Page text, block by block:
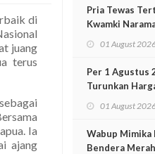
di
juang
terus
Ia
ajang
Pria Tewas
Kwamki
01 August
Per 1 Agustus
Turunkan
01 August
Wabup Mimika
Bendera